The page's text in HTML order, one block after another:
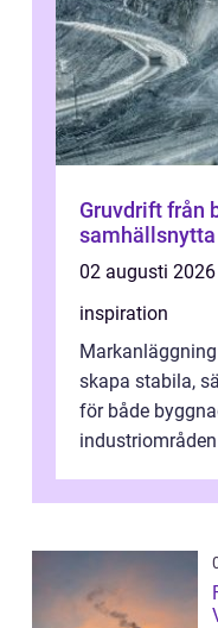
Gruvdrift från berggrund till
samhällsnytta
02 augusti 2026
inspiration
skapa stabila,
för både